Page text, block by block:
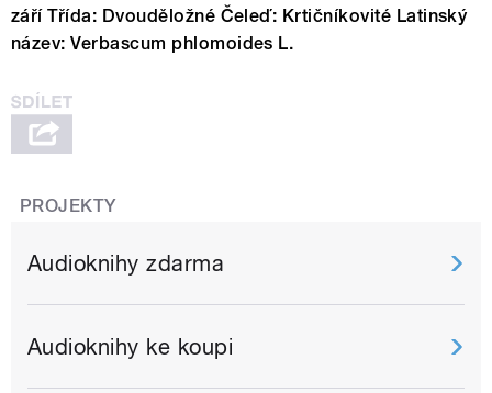
září Třída: Dvouděložné Čeleď: Krtičníkovité Latinský
název: Verbascum phlomoides L.
PROJEKTY
Audioknihy zdarma
Audioknihy ke koupi